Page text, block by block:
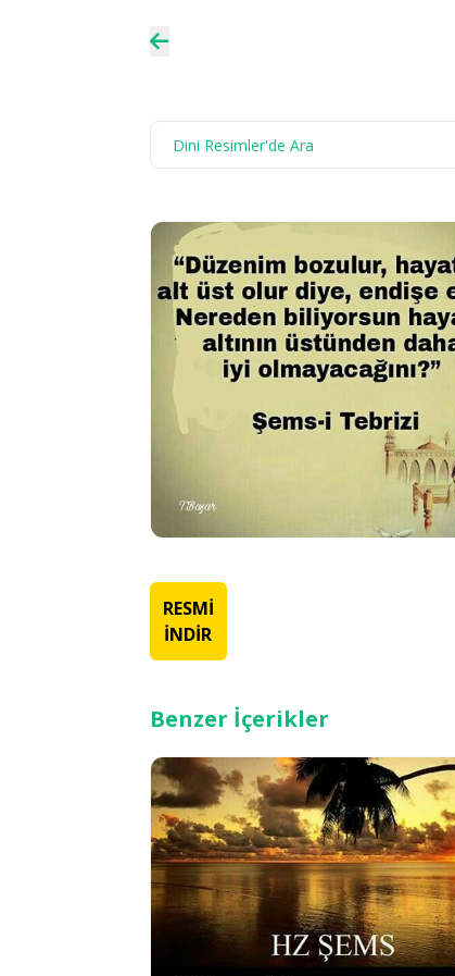
RESMİ
İNDİR
Benzer İçerikler